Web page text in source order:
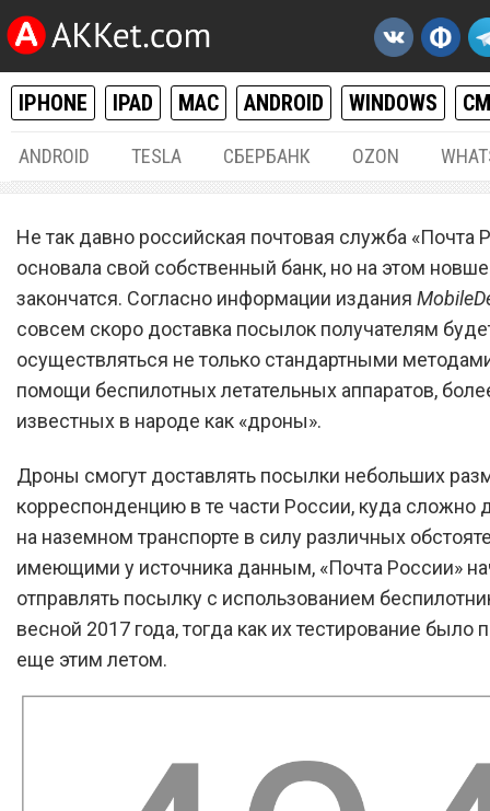
IPHONE IPAD MAC ANDROID WINDOWS
ANDROID TESLA СБЕРБАНК OZON
«Почта России» выйдет на
новый уровень и начнет
доставлять посылки с
помощью беспилотников
Не так давно российская почтовая служба «Почта
основала свой собственный банк, но на этом
закончатся. Согласно информации издания
совсем скоро доставка посылок получателям
осуществляться не только стандартными
помощи беспилотных летательных аппаратов,
известных в народе как «дроны».
Дроны смогут доставлять посылки небольших
корреспонденцию в те части России, куда сложно
на наземном транспорте в силу различных
имеющими у источника данным, «Почта России»
отправлять посылку с использованием
весной 2017 года, тогда как их тестирование было
еще этим летом.